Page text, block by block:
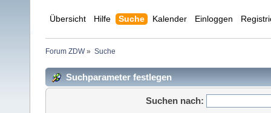
Übersicht Hilfe Suche Kalender Einloggen
Forum ZDW» Suche
Suchparameter festlegen
Suchen nach: